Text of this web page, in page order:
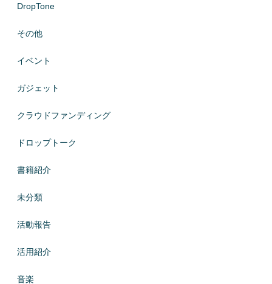
DropTone
その他
イベント
ガジェット
クラウドファンディング
ドロップトーク
書籍紹介
未分類
活動報告
活用紹介
音楽